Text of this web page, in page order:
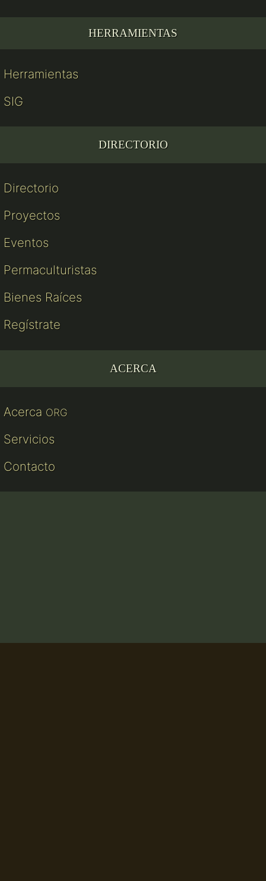
HERRAMIENTAS
Herramientas
SIG
DIRECTORIO
Directorio
Proyectos
Eventos
Permaculturistas
Bienes Raíces
Regístrate
ACERCA
Acerca ORG
Servicios
Contacto